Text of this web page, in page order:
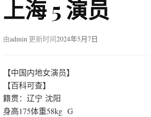
上海 5 演员
由admin 更新时间2024年5月7日
【中国内地女演员】
【百科可查】
籍贯：辽宁 沈阳
身高175体重58kg G